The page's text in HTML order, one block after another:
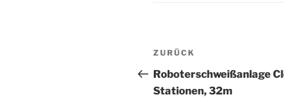
Beitrags-
Navigation
Vorheriger
Beitrag
ZURÜCK
Roboterschweißanlage
Stationen, 32m